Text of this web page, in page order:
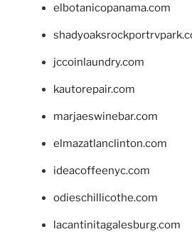
elbotanicopanama.com
jccoinlaundry.com
kautorepair.com
marjaeswinebar.com
elmazatlanclinton.com
ideacoffeenyc.com
odieschillicothe.com
lacantinitagalesburg.com